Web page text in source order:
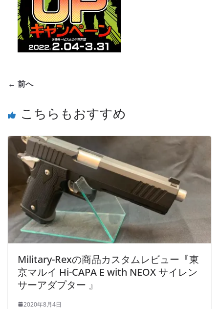
← 前へ
こちらもおすすめ
Military-Rexの商品カスタムレビュー『東
京マルイ Hi-CAPA E with NEOX サイレン
サーアダプター 』
2020年8月4日